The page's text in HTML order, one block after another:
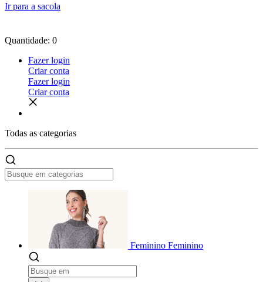
Ir para a sacola
Quantidade: 0
Fazer login
Criar conta
Fazer login
Criar conta
Todas as categorias
Feminino Feminino